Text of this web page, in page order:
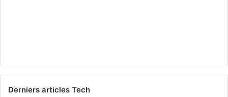
Derniers articles Tech